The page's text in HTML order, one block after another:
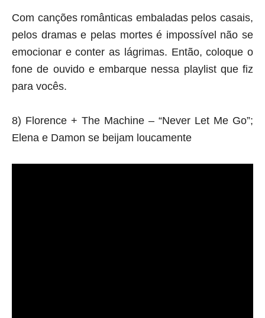
Com canções românticas embaladas pelos casais,
pelos dramas e pelas mortes é impossível não se
emocionar e conter as lágrimas. Então, coloque o
fone de ouvido e embarque nessa playlist que fiz
para vocês.
8) Florence + The Machine – “Never Let Me Go”;
Elena e Damon se beijam loucamente